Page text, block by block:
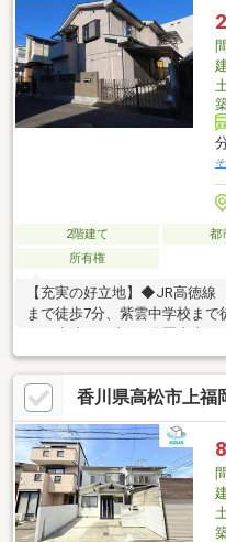
な3面バルコニーを備えたお
方、コチラよりご覧ください
日眺めを楽しめます。
2階建て 都
所有権
【充実の好立地】◆JR高徳
まで徒歩7分、紫雲中学校ま
香川県高松市上福